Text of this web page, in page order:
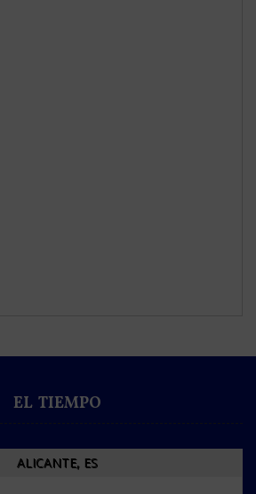
EL TIEMPO
ALICANTE, ES